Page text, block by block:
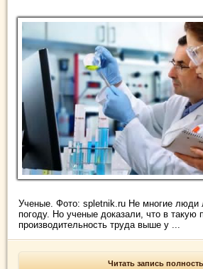
Ученые. Фото: spletnik.ru Не многие люди
погоду. Но ученые доказали, что в такую
производительность труда выше у ...
Читать запись